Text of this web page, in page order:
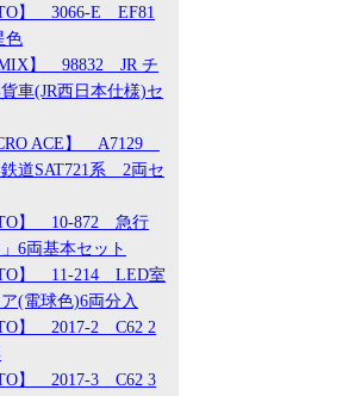
】 3066-E EF81
色
】 98832 JR チ
車(JR西日本仕様)セ
ACE】 A7129
道SAT721系 2両セ
】 10-872 急行
」6両基本セット
】 11-214 LED室
(電球色)6両分入
】 2017-2 C62 2
】 2017-3 C62 3